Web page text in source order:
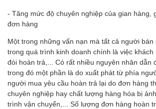
- Tăng mức độ chuyên nghiệp của gian hàng,
đơn hàng
Một trong những vấn nạn mà tất cả người bán
trong quá trình kinh doanh chính là việc khách
đòi hoàn trả,... Có rất nhiều nguyên nhân dẫn
trong đó một phần là do xuất phát từ phía
người mua yêu cầu hoàn trả lại do đơn hàng
chuyên nghiệp hay chất lượng hàng hóa bị
trình vận chuyển,... Số lượng đơn hàng hoàn